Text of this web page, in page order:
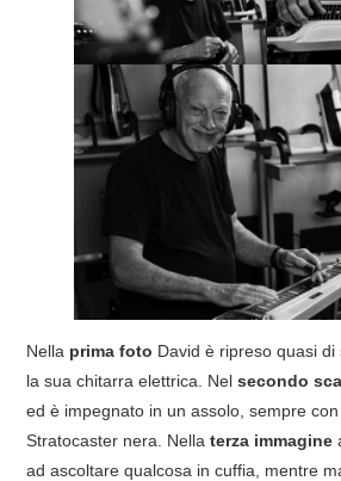
PINKFLOYDIANE
POLICY/COOKIES
Nella prima foto David è ripreso quasi
la sua chitarra elettrica. Nelsecondo
ed è impegnato in un assolo, sempre
Stratocaster nera. Nellaterza immagine
ad ascoltare qualcosa in cuffia, mentre